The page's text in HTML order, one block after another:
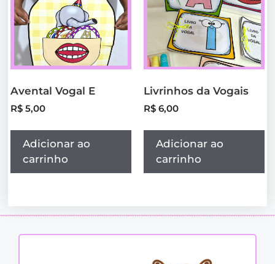
Avental Vogal E
R$ 5,00
Adicionar ao
carrinho
Livrinhos da Vogais
R$ 6,00
Adicionar ao
carrinho